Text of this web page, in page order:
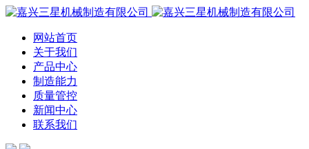
网站首页
关于我们
产品中心
制造能力
质量管控
新闻中心
联系我们